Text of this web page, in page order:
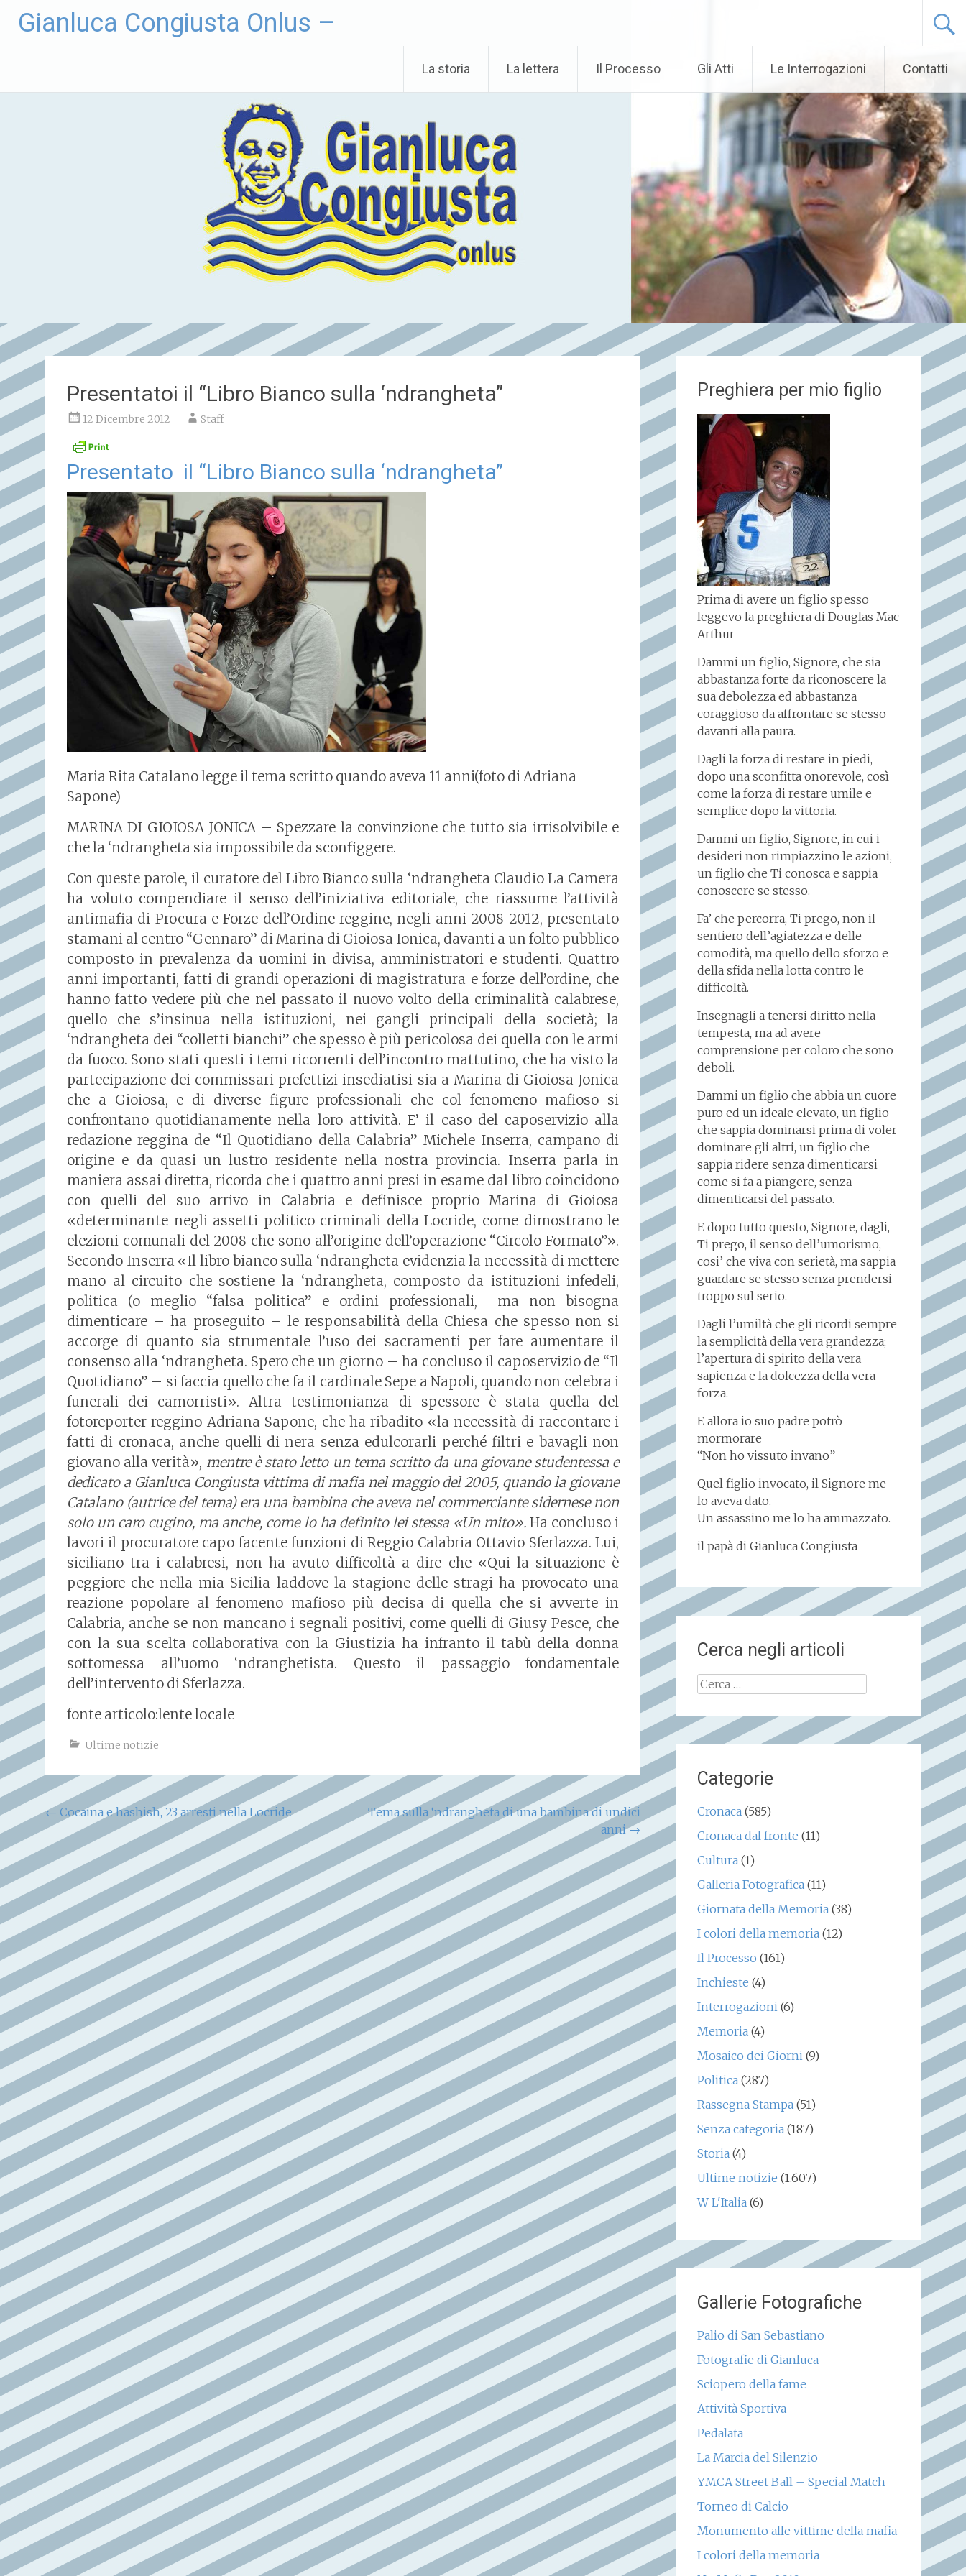
Gianluca Congiusta Onlus –
La storia La lettera Il Processo Gli Atti Le Interrogazioni Contatti
Presentatoi il “Libro Bianco sulla ‘ndrangheta”
12 Dicembre 2012 Staff
Presentato il “Libro Bianco sulla ‘ndrangheta”
Maria Rita Catalano legge il tema scritto quando aveva 11 anni(foto di Adriana
Sapone)
MARINA DI GIOIOSA JONICA – Spezzare la convinzione che tutto sia irrisolvibile e
che la ‘ndrangheta sia impossibile da sconfiggere.
Con queste parole, il curatore del Libro Bianco sulla ‘ndrangheta Claudio La Camera
ha voluto compendiare il senso dell’iniziativa editoriale, che riassume l’attività
antimafia di Procura e Forze dell’Ordine reggine, negli anni 2008-2012, presentato
stamani al centro “Gennaro” di Marina di Gioiosa Ionica, davanti a un folto pubblico
composto in prevalenza da uomini in divisa, amministratori e studenti. Quattro
anni importanti, fatti di grandi operazioni di magistratura e forze dell’ordine, che
hanno fatto vedere più che nel passato il nuovo volto della criminalità calabrese,
quello che s’insinua nella istituzioni, nei gangli principali della società; la
‘ndrangheta dei “colletti bianchi” che spesso è più pericolosa dei quella con le armi
da fuoco. Sono stati questi i temi ricorrenti dell’incontro mattutino, che ha visto la
partecipazione dei commissari prefettizi insediatisi sia a Marina di Gioiosa Jonica
che a Gioiosa, e di diverse figure professionali che col fenomeno mafioso si
confrontano quotidianamente nella loro attività. E’ il caso del caposervizio alla
redazione reggina de “Il Quotidiano della Calabria” Michele Inserra, campano di
origine e da quasi un lustro residente nella nostra provincia. Inserra parla in
maniera assai diretta, ricorda che i quattro anni presi in esame dal libro coincidono
con quelli del suo arrivo in Calabria e definisce proprio Marina di Gioiosa
«determinante negli assetti politico criminali della Locride, come dimostrano le
elezioni comunali del 2008 che sono all’origine dell’operazione “Circolo Formato”».
Secondo Inserra «Il libro bianco sulla ‘ndrangheta evidenzia la necessità di mettere
mano al circuito che sostiene la ‘ndrangheta, composto da istituzioni infedeli,
politica (o meglio “falsa politica” e ordini professionali, ma non bisogna
dimenticare – ha proseguito – le responsabilità della Chiesa che spesso non si
accorge di quanto sia strumentale l’uso dei sacramenti per fare aumentare il
consenso alla ‘ndrangheta. Spero che un giorno – ha concluso il caposervizio de “Il
Quotidiano” – si faccia quello che fa il cardinale Sepe a Napoli, quando non celebra i
funerali dei camorristi». Altra testimonianza di spessore è stata quella del
fotoreporter reggino Adriana Sapone, che ha ribadito «la necessità di raccontare i
fatti di cronaca, anche quelli di nera senza edulcorarli perché filtri e bavagli non
giovano alla verità», mentre è stato letto un tema scritto da una giovane studentessa e
dedicato a Gianluca Congiusta vittima di mafia nel maggio del 2005, quando la giovane
Catalano (autrice del tema) era una bambina che aveva nel commerciante sidernese non
solo un caro cugino, ma anche, come lo ha definito lei stessa «Un mito». Ha concluso i
lavori il procuratore capo facente funzioni di Reggio Calabria Ottavio Sferlazza. Lui,
siciliano tra i calabresi, non ha avuto difficoltà a dire che «Qui la situazione è
peggiore che nella mia Sicilia laddove la stagione delle stragi ha provocato una
reazione popolare al fenomeno mafioso più decisa di quella che si avverte in
Calabria, anche se non mancano i segnali positivi, come quelli di Giusy Pesce, che
con la sua scelta collaborativa con la Giustizia ha infranto il tabù della donna
sottomessa all’uomo ‘ndranghetista. Questo il passaggio fondamentale
dell’intervento di Sferlazza.
fonte articolo:lente locale
Ultime notizie
Navigazione
articoli
← Cocaina e hashish, 23 arresti nella Locride
Tema sulla ‘ndrangheta di una bambina di undici
anni→
Preghiera per mio figlio
Prima di avere un figlio spesso
leggevo la preghiera di Douglas Mac
Arthur
Dammi un figlio, Signore, che sia
abbastanza forte da riconoscere la
sua debolezza ed abbastanza
coraggioso da affrontare se stesso
davanti alla paura.
Dagli la forza di restare in piedi,
dopo una sconfitta onorevole, così
come la forza di restare umile e
semplice dopo la vittoria.
Dammi un figlio, Signore, in cui i
desideri non rimpiazzino le azioni,
un figlio che Ti conosca e sappia
conoscere se stesso.
Fa’ che percorra, Ti prego, non il
sentiero dell’agiatezza e delle
comodità, ma quello dello sforzo e
della sfida nella lotta contro le
difficoltà.
Insegnagli a tenersi diritto nella
tempesta, ma ad avere
comprensione per coloro che sono
deboli.
Dammi un figlio che abbia un cuore
puro ed un ideale elevato, un figlio
che sappia dominarsi prima di voler
dominare gli altri, un figlio che
sappia ridere senza dimenticarsi
come si fa a piangere, senza
dimenticarsi del passato.
E dopo tutto questo, Signore, dagli,
Ti prego, il senso dell’umorismo,
cosi’ che viva con serietà, ma sappia
guardare se stesso senza prendersi
troppo sul serio.
Dagli l’umiltà che gli ricordi sempre
la semplicità della vera grandezza;
l’apertura di spirito della vera
sapienza e la dolcezza della vera
forza.
E allora io suo padre potrò
mormorare
“Non ho vissuto invano”
Quel figlio invocato, il Signore me
lo aveva dato.
Un assassino me lo ha ammazzato.
il papà di Gianluca Congiusta
Cerca negli articoli
Ricerca
Categorie
Cronaca(585)
Cronaca dal fronte (11)
Cultura(1)
Galleria Fotografica(11)
Giornata della Memoria(38)
I colori della memoria(12)
Il Processo (161)
Inchieste (4)
Interrogazioni(6)
Memoria(4)
Mosaico dei Giorni(9)
Politica(287)
Rassegna Stampa(51)
Senza categoria(187)
Storia(4)
Ultime notizie (1.607)
W L'Italia(6)
Gallerie Fotografiche
Palio di San Sebastiano
Fotografie di Gianluca
Sciopero della fame
Attività Sportiva
Pedalata
La Marcia del Silenzio
YMCA Street Ball – Special Match
Torneo di Calcio
Monumento alle vittime della mafia
I colori della memoria